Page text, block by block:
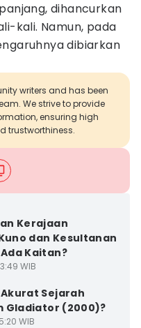
dihancurkan
kali. Namun, pada
dibiarkan
writers and has been
We strive to provide
ensuring high
trustworthiness.
Kerajaan
dan Kesultanan
Kaitan?
WIB
Sejarah
Gladiator (2000)?
WIB